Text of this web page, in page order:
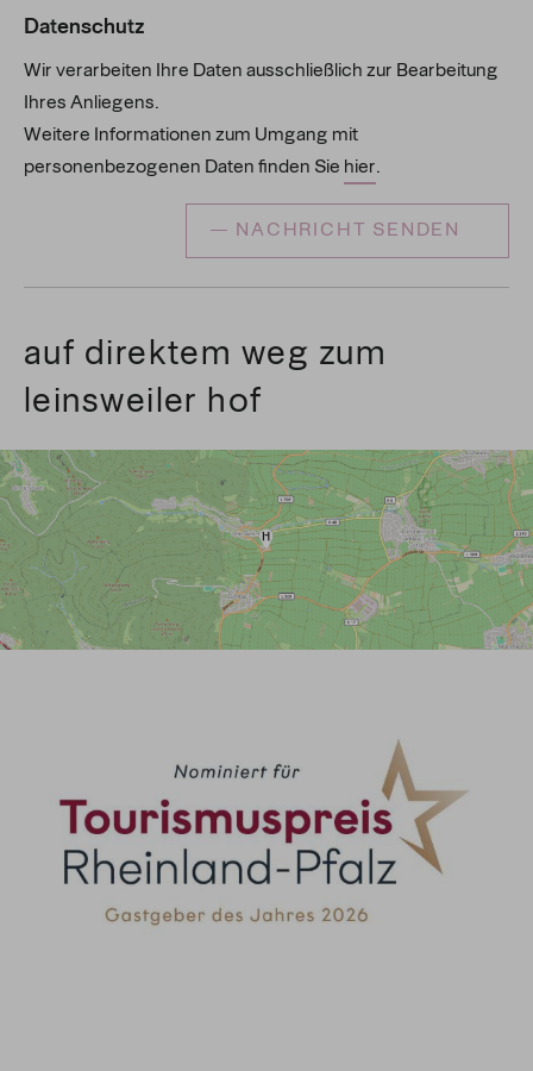
Datenschutz
Wir verarbeiten Ihre Daten ausschließlich zur Bearbeitung
Ihres Anliegens.
Weitere Informationen zum Umgang mit
personenbezogenen Daten finden Sie hier.
NACHRICHT SENDEN
auf direktem weg zum
leinsweiler hof